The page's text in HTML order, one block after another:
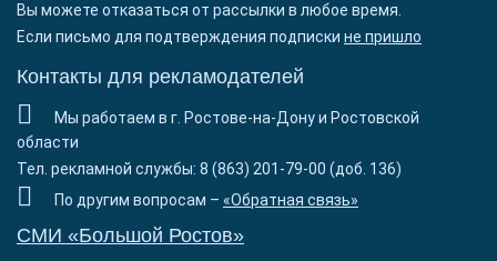
Вы можете отказаться от рассылки в любое время.
Если письмо для подтверждения подписки не пришло
Контакты для рекламодателей
Мы работаем в г. Ростове-на-Дону и Ростовской
области
Тел. рекламной службы: 8 (863) 201-79-00 (доб. 136)
По другим вопросам – «Обратная связь»
СМИ «Большой Ростов»